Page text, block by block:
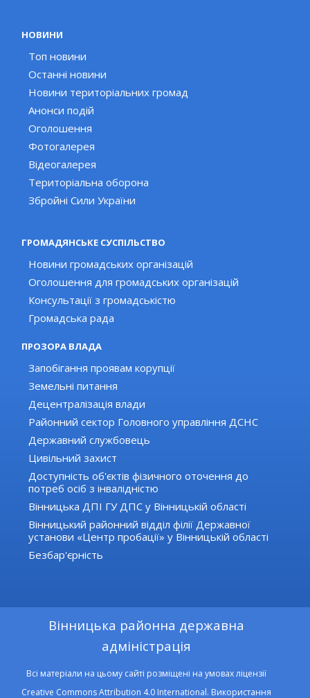
НОВИНИ
Топ новини
Останні новини
Новини територіальних громад
Анонси подій
Оголошення
Фотогалерея
Відеогалерея
Територіальна оборона
Збройні Сили України
ГРОМАДЯНСЬКЕ СУСПІЛЬСТВО
Новини громадських організацій
Оголошення для громадських організацій
Консультації з громадськістю
Громадська рада
ПРОЗОРА ВЛАДА
Запобігання проявам корупції
Земельні питання
Децентралізація влади
Районний сектор Головного управління ДСНС
Державний службовець
Цивільний захист
Доступність об'єктів фізичного оточення до
потреб осіб з інвалідністю
Вінницька ДПІ ГУ ДПС у Вінницькій області
Вінницький районний відділ філії Державної
установи «Центр пробації» у Вінницькій області
Безбар'єрність
Вінницька районна державна
адміністрація
Всі матеріали на цьому сайті розміщені на умовах ліцензії
Creative Commons Attribution 4.0 International. Використання